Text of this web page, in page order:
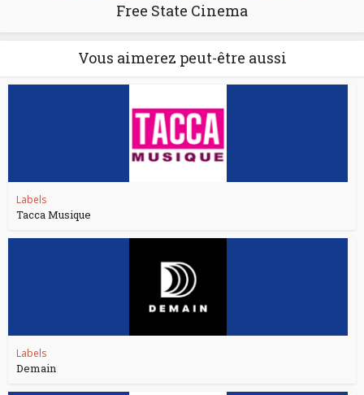
Free State Cinema
Vous aimerez peut-être aussi
Labels
Tacca Musique
Labels
Demain